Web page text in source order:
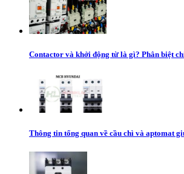
Contactor và khởi động từ là gì? Phân biệt
Thông tin tổng quan về cầu chì và aptomat